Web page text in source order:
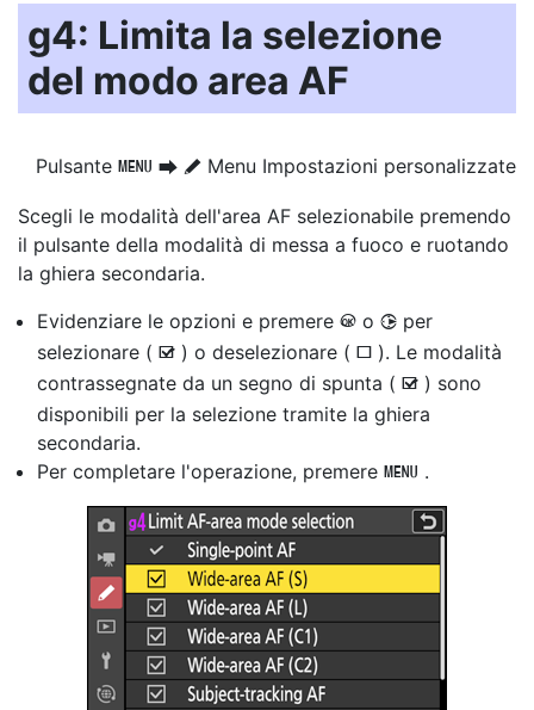
g4: Limita la selezione
del modo area AF
Pulsante G U A Menu Impostazioni personalizzate
Scegli le modalità dell'area AF selezionabile premendo
il pulsante della modalità di messa a fuoco e ruotando
la ghiera secondaria.
Evidenziare le opzioni e premere J o 2 per
selezionare ( M ) o deselezionare ( U ). Le modalità
contrassegnate da un segno di spunta ( M ) sono
disponibili per la selezione tramite la ghiera
secondaria.
Per completare l'operazione, premere G .